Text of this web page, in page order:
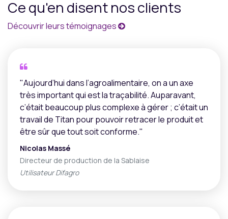
Ce qu'en disent nos clients
Découvrir leurs témoignages
"Aujourd’hui dans l’agroalimentaire, on a un axe
très important qui est la traçabilité. Auparavant,
c’était beaucoup plus complexe à gérer ; c’était un
travail de Titan pour pouvoir retracer le produit et
être sûr que tout soit conforme."
Nicolas Massé
Directeur de production de la Sablaise
Utilisateur Difagro